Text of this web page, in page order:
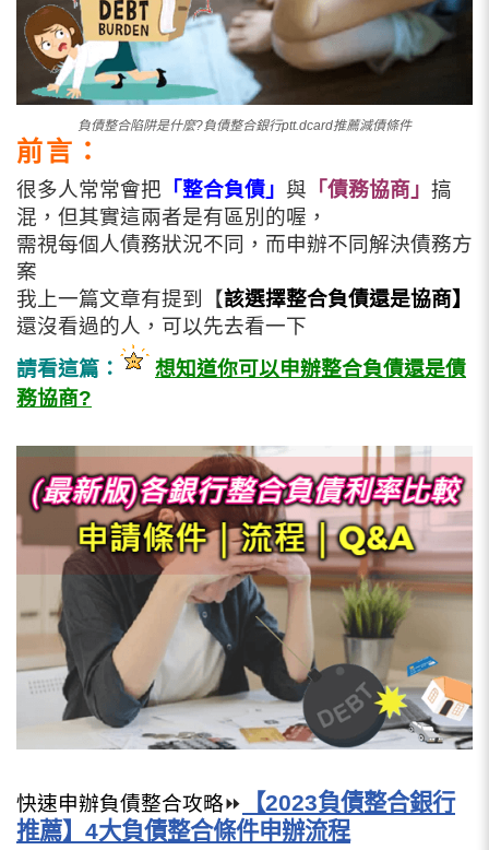
負債整合陷阱是什麼?負債整合銀行ptt.dcard推薦減債條件
前言：
很多人常常會把 「整合負債」 與 「債務協商」 搞
混， 但其實這兩者是有區別的喔，
需視每個人債務狀況不同，而申辦不同解決債務方
案
我上一篇文章有提到【該選擇整合負債還是協商】
還沒看過的人，可以先去看一下
請看這篇：
想知道你可以申辦整合負債還是債
務協商?
快速申辦負債整合攻略⏩
【2023負債整合銀行
推薦】4大負債整合條件申辦流程